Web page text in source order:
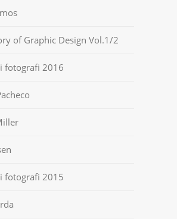
of Graphic Design Vol.1/2
fotografi 2016
fotografi 2015